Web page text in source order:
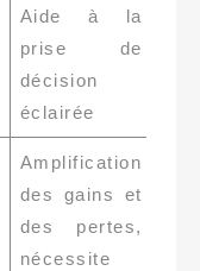
Aide à la
prise de
décision
éclairée
Amplification
des gains et
des pertes,
nécessite